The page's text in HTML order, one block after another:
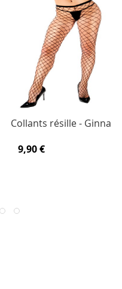
Collants résille - Ginna
9,90 €